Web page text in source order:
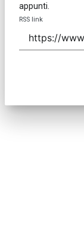
appunti.
RSS link